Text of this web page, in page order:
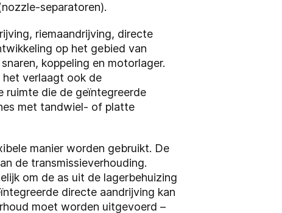
separatoren).
riemaandrijving, directe
op het gebied van
koppeling en motorlager.
het verlaagt ook de
ruimte die de geïntegreerde
met tandwiel- of platte
manier worden gebruikt. De
de transmissieverhouding.
om de as uit de lagerbehuizing
directe aandrijving kan
moet worden uitgevoerd –